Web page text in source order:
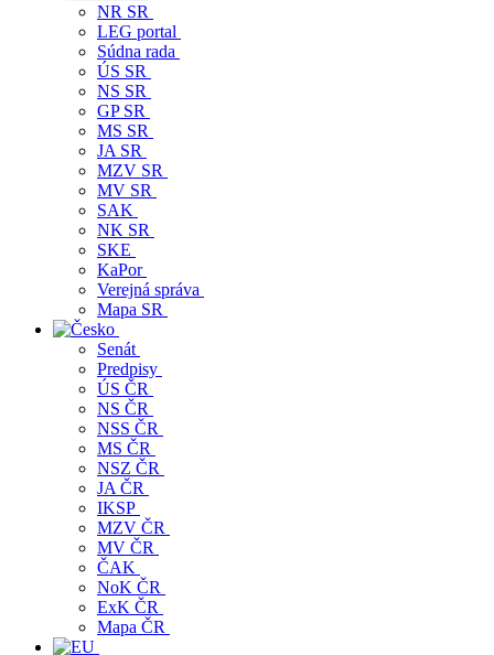
NR SR
LEG portal
Súdna rada
ÚS SR
NS SR
GP SR
MS SR
JA SR
MZV SR
MV SR
SAK
NK SR
SKE
KaPor
Verejná správa
Mapa SR
Senát
Predpisy
ÚS ČR
NS ČR
NSS ČR
MS ČR
NSZ ČR
JA ČR
IKSP
MZV ČR
MV ČR
ČAK
NoK ČR
ExK ČR
Mapa ČR